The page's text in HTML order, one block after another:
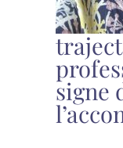
signe